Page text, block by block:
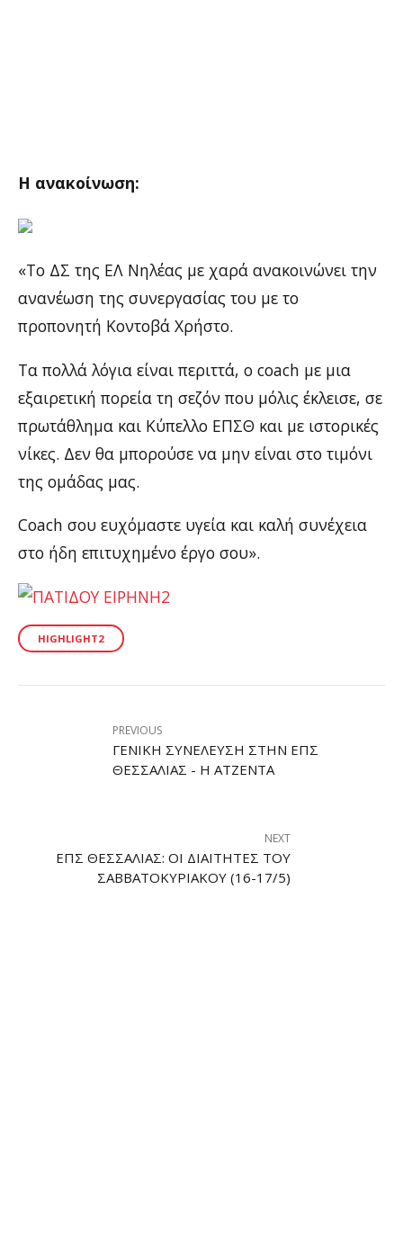
Η ανακοίνωση:
«Το ΔΣ της ΕΛ Νηλέας με χαρά ανακοινώνει την
ανανέωση της συνεργασίας του με το
προπονητή Κοντοβά Χρήστο.
Τα πολλά λόγια είναι περιττά, ο coach με μια
εξαιρετική πορεία τη σεζόν που μόλις έκλεισε, σε
πρωτάθλημα και Κύπελλο ΕΠΣΘ και με ιστορικές
νίκες. Δεν θα μπορούσε να μην είναι στο τιμόνι
της ομάδας μας.
Coach σου ευχόμαστε υγεία και καλή συνέχεια
στο ήδη επιτυχημένο έργο σου».
HIGHLIGHT2
PREVIOUS
ΓΕΝΙΚΉ ΣΥΝΈΛΕΥΣΗ ΣΤΗΝ ΕΠΣ
ΘΕΣΣΑΛΊΑΣ - Η ΑΤΖΈΝΤΑ
NEXT
ΕΠΣ ΘΕΣΣΑΛΊΑΣ: ΟΙ ΔΙΑΙΤΗΤΈΣ ΤΟΥ
ΣΑΒΒΑΤΟΚΎΡΙΑΚΟΥ (16-17/5)